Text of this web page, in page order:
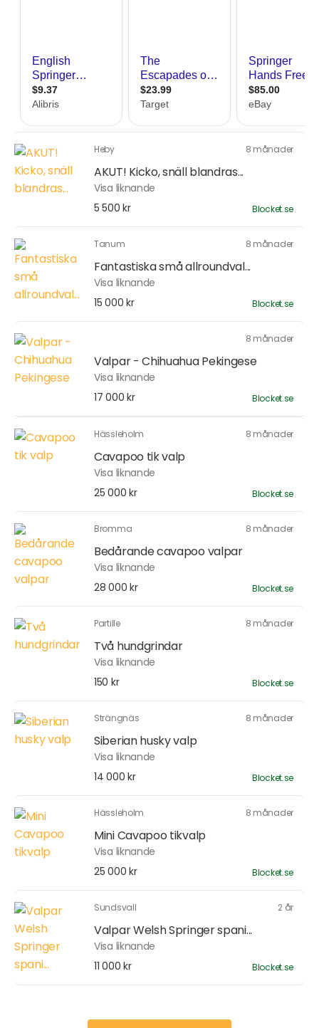
Heby 8 månader
AKUT! Kicko, snäll blandras...
Visa liknande
5 500 kr
Blocket.se
Tanum 8 månader
Fantastiska små allroundval...
Visa liknande
15 000 kr
Blocket.se
8 månader
Valpar - Chihuahua Pekingese
Visa liknande
17 000 kr
Blocket.se
Hässleholm 8 månader
Cavapoo tik valp
Visa liknande
25 000 kr
Blocket.se
Bromma 8 månader
Bedårande cavapoo valpar
Visa liknande
28 000 kr
Blocket.se
Partille 8 månader
Två hundgrindar
Visa liknande
150 kr
Blocket.se
Strängnäs 8 månader
Siberian husky valp
Visa liknande
14 000 kr
Blocket.se
Hässleholm 8 månader
Mini Cavapoo tikvalp
Visa liknande
25 000 kr
Blocket.se
Sundsvall 2 år
Valpar Welsh Springer spani...
Visa liknande
11 000 kr
Blocket.se